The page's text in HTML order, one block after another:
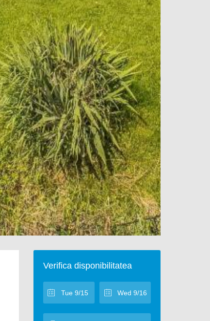
Verifica disponibilitatea